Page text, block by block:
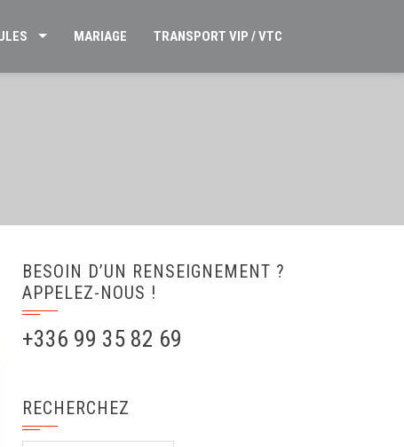
MARIAGE TRANSPORT VIP / VTC
BESOIN D’UN RENSEIGNEMENT ?
APPELEZ-NOUS !
+336 99 35 82 69
RECHERCHEZ